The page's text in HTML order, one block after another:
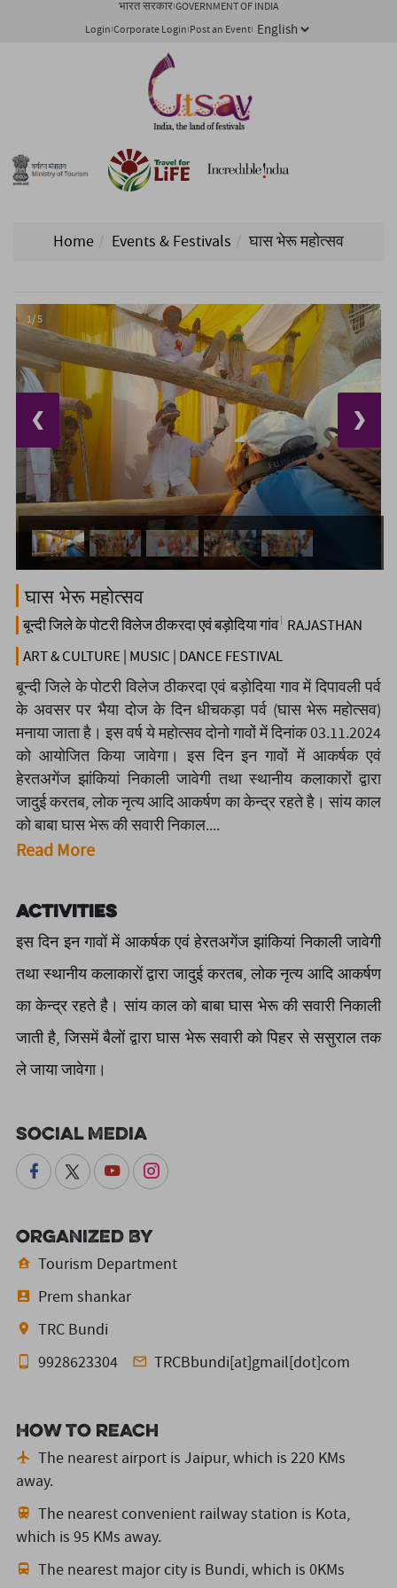
भारत सरकार GOVERNMENT OF INDIA
Login Corporate Login Post an Event
Home Events & Festivals घास भेरू महोत्सव
1/ 5
❮ ❯
घास भेरू महोत्सव
बून्दी जिले के पोटरी विलेज ठीकरदा एवं बड़ोदिया गांव RAJASTHAN
ART & CULTURE | MUSIC | DANCE FESTIVAL
बून्दी जिले के पोटरी विलेज ठीकरदा एवं बड़ोदिया गाव में दिपावली पर्व
के अवसर पर भैया दोज के दिन धीचकड़ा पर्व (घास भेरू महोत्सव)
मनाया जाता है। इस वर्ष ये महोत्सव दोनो गावों में दिनांक 03.11.2024
को आयोजित किया जावेगा। इस दिन इन गावों में आकर्षक एवं
हेरतअगेंज झांकियां निकाली जावेगी तथा स्थानीय कलाकारों द्वारा
जादुई करतब, लोक नृत्य आदि आकर्षण का केन्द्र रहते है। सांय काल
को बाबा घास भेरू की सवारी निकाल....
Read More
Activities
इस दिन इन गावों में आकर्षक एवं हेरतअगेंज झांकियां निकाली जावेगी
तथा स्थानीय कलाकारों द्वारा जादुई करतब, लोक नृत्य आदि आकर्षण
का केन्द्र रहते है। सांय काल को बाबा घास भेरू की सवारी निकाली
जाती है, जिसमें बैलों द्वारा घास भेरू सवारी को पिहर से ससुराल तक
ले जाया जावेगा।
Social Media
Organized By
Tourism Department
Prem shankar
TRC Bundi
9928623304
TRCBbundi[at]gmail[dot]com
How to reach
The nearest airport is Jaipur,which is 220 KMs
away.
The nearest convenient railway station is Kota,
which is 95 KMs away.
The nearest major city is Bundi,which is 0KMs